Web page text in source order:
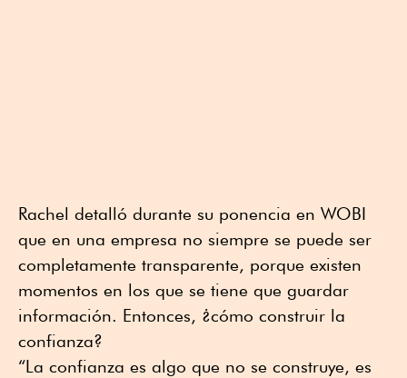
Rachel detalló durante su ponencia en WOBI
que en una empresa no siempre se puede ser
completamente transparente, porque existen
momentos en los que se tiene que guardar
información. Entonces, ¿cómo construir la
confianza?
“La confianza es algo que no se construye, es